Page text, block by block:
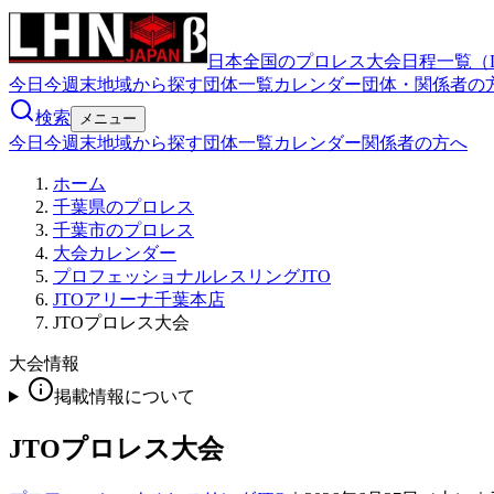
日本全国のプロレス大会日程一覧（
今日 今週末地域から探す団体一覧カレンダー団体・関係者の
検索
メニュー
今日 今週末地域から探す団体一覧カレンダー関係者の方へ
ホーム
千葉県のプロレス
千葉市のプロレス
大会カレンダー
プロフェッショナルレスリングJTO
JTOアリーナ千葉本店
JTOプロレス大会
大会情報
掲載情報について
JTOプロレス大会